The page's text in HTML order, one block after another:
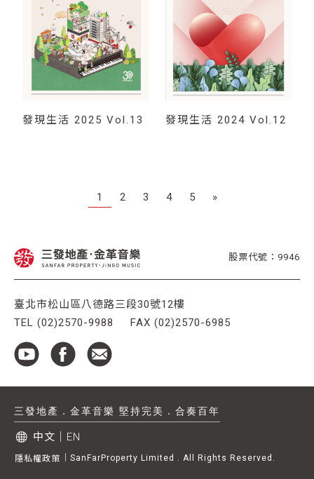
發現生活 2025 Vol.13 發現生活 2024 Vol.12
1 2 3 4 5 »
股票代號：9946
臺北市松山區八德路三段30號12樓
TEL (02)2570-9988
FAX (02)2570-6985
三發地產．金革音樂 堅持完美．合奏百年
中文 EN
隱私權政策 SanFarProperty Limited . All Rights Reserved.